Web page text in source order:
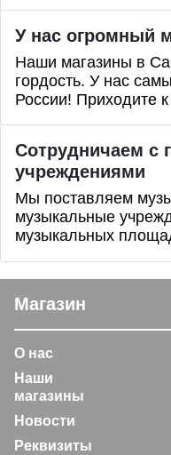
У нас огромный
Наши магазины в
гордость. У нас
России! Приходите
Сотрудничаем с
учреждениями
Мы поставляем
музыкальные
музыкальных
Магазин
О нас
Наши
магазины
Новости
Реквизиты